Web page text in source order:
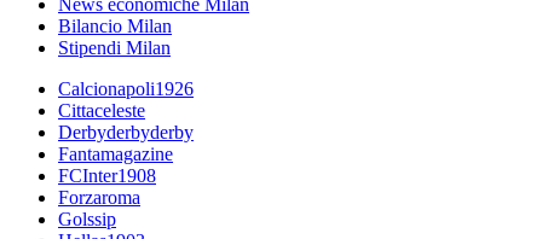
News economiche Milan
Bilancio Milan
Stipendi Milan
Calcionapoli1926
Cittaceleste
Derbyderbyderby
Fantamagazine
FCInter1908
Forzaroma
Golssip